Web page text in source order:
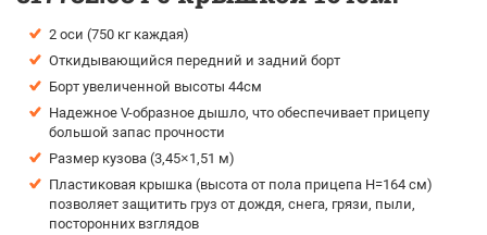
2 оси (750 кг каждая)
Откидывающийся передний и задний борт
Борт увеличенной высоты 44см
Надежное V-образное дышло, что обеспечивает прицепу
большой запас прочности
Размер кузова (3,45×1,51 м)
Пластиковая крышка (высота от пола прицепа H=164 см)
позволяет защитить груз от дождя, снега, грязи, пыли,
посторонних взглядов